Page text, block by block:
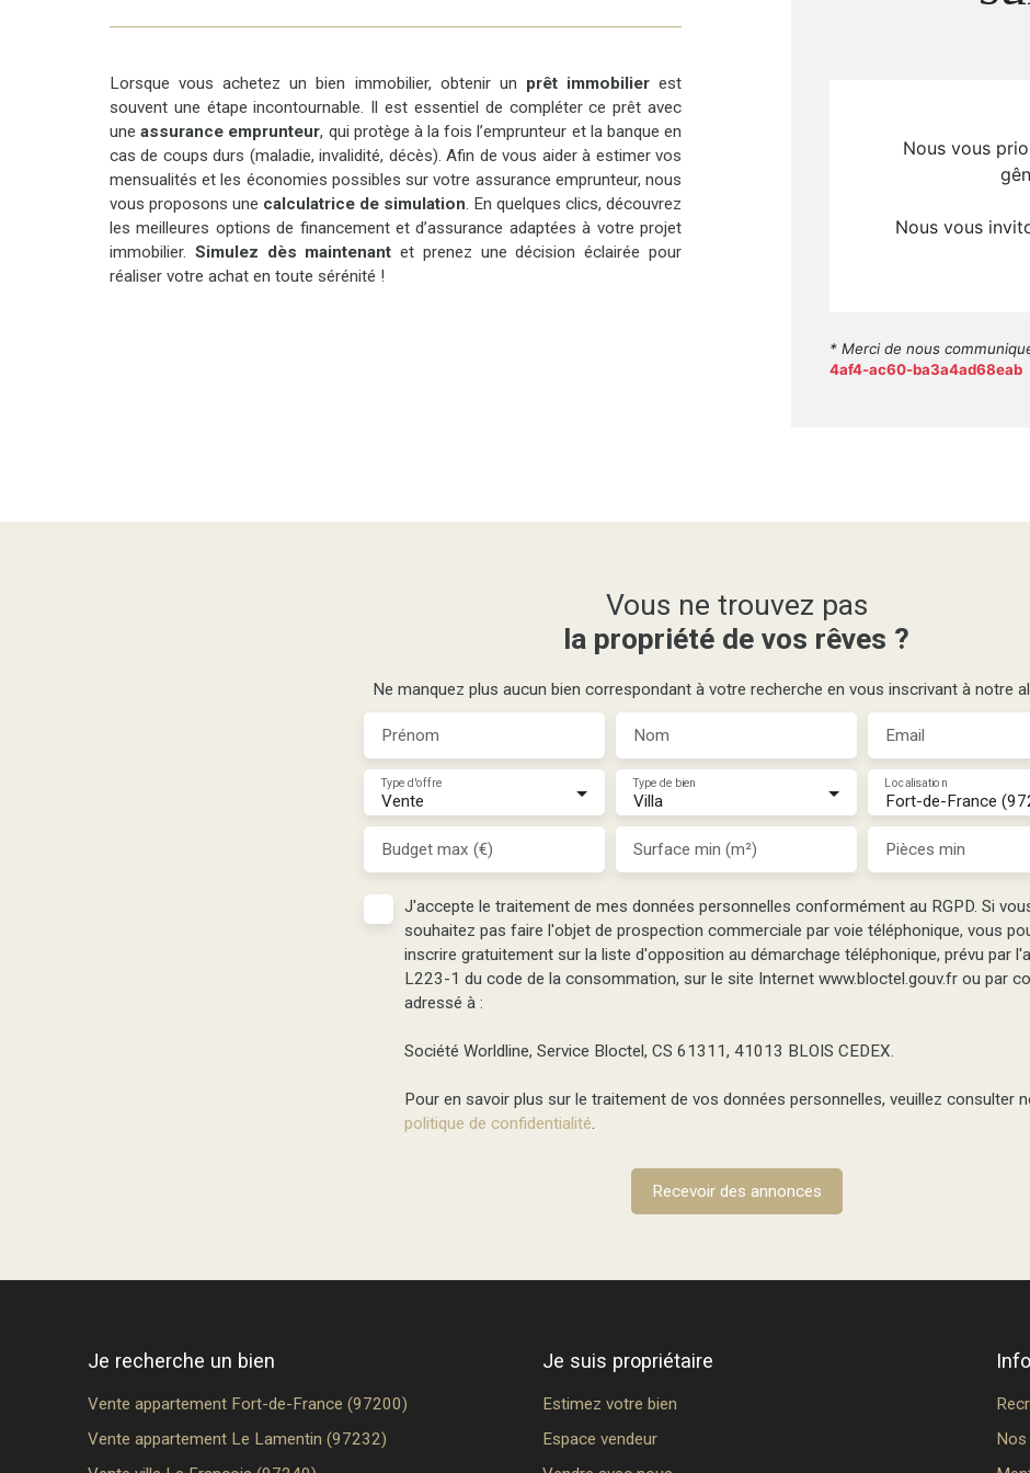
Lorsque vous achetez un bien immobilier, obtenir un prêt immobilierest
souvent une étape incontournable. Il est essentiel de compléter ce prêt avec
uneassurance emprunteur, qui protège à la fois l’emprunteur et la banque en
cas de coups durs (maladie, invalidité, décès). Afin de vous aider à estimer vos
mensualités et les économies possibles sur votre assurance emprunteur, nous
vous proposons une calculatrice de simulation. En quelques clics, découvrez
les meilleures options de financement et d’assurance adaptées à votre projet
immobilier. Simulez dès maintenant et prenez une décision éclairée pour
réaliser votre achat en toute sérénité !
Vous ne trouvez pas
la propriété de vos rêves ?
Ne manquez plus aucun bien correspondant à votre recherche en vous inscrivant à notre
Prénom Nom Email
Vente
Type d'offre
Villa
Type de bien
Fort-de-France
Localisation
Budget max (€) Surface min (m²) Pièces min
J'accepte le traitement de mes données personnelles conformément au RGPD. Si
souhaitez pas faire l'objet de prospection commerciale par voie téléphonique, vous
inscrire gratuitement sur la liste d'opposition au démarchage téléphonique, prévu par
L223-1 du code de la consommation, sur le site Internet www.bloctel.gouv.fr ou par
adressé à :
Société Worldline, Service Bloctel, CS 61311, 41013 BLOIS CEDEX.
Pour en savoir plus sur le traitement de vos données personnelles, veuillez consulter
politique de confidentialité.
Recevoir des annonces
Je recherche un bien
Vente appartement Fort-de-France (97200)
Vente appartement Le Lamentin (97232)
Je suis propriétaire
Estimez votre bien
Espace vendeur
Nos